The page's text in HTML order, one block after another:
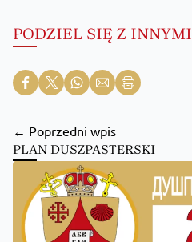
PODZIEL SIĘ Z INNYMI
← Poprzedni wpis
PLAN DUSZPASTERSKI